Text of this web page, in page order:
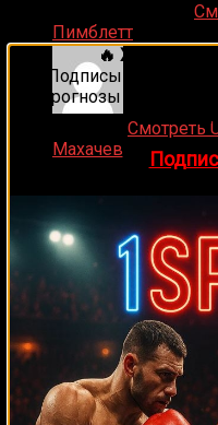
Пимблетт
Смотреть
Махачев
Линдон Артур
Хулио Сесар Гонсалес Эдгар
Антонио Рубио
Эрл Льюис Альфредо
Дэвид Прайс
Джон Дино
Сантильяна
Эммануэль
Арреола Лучиано
Хавьер Фортуна Игорь
🔥 Хочешь
Подписывайся на
прогнозы на
👉